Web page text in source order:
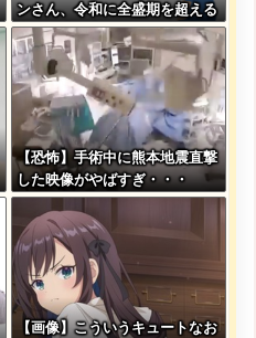
ンさん、令和に全盛期を超える
利益を生み出していた
【恐怖】手術中に熊本地震直撃
した映像がやばすぎ・・・
【画像】こういうキュートなお